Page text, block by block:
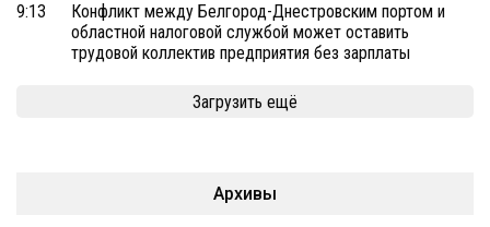
9:13
Конфликт между Белгород-Днестровским портом и
областной налоговой службой может оставить
трудовой коллектив предприятия без зарплаты
Загрузить ещё
Архивы